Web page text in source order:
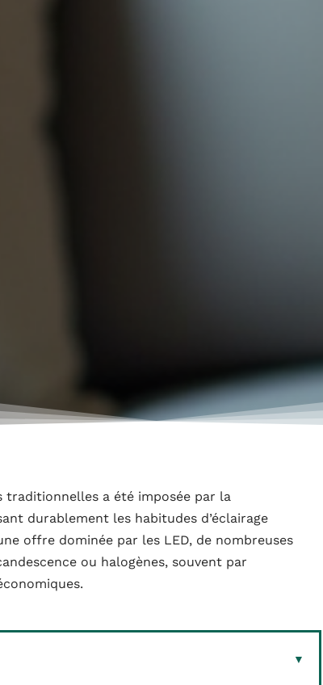
traditionnelles a été imposée par la
durablement les habitudes d’éclairage
offre dominée par les LED, de nombreuses
ou halogènes, souvent par